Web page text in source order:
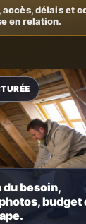
besoin,
budget